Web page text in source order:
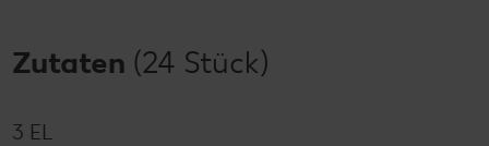
Zutaten (24 Stück)
3 EL